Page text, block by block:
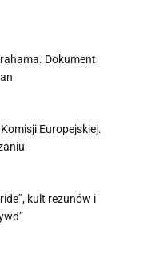
Dokument
Europejskiej.
kult rezunów i